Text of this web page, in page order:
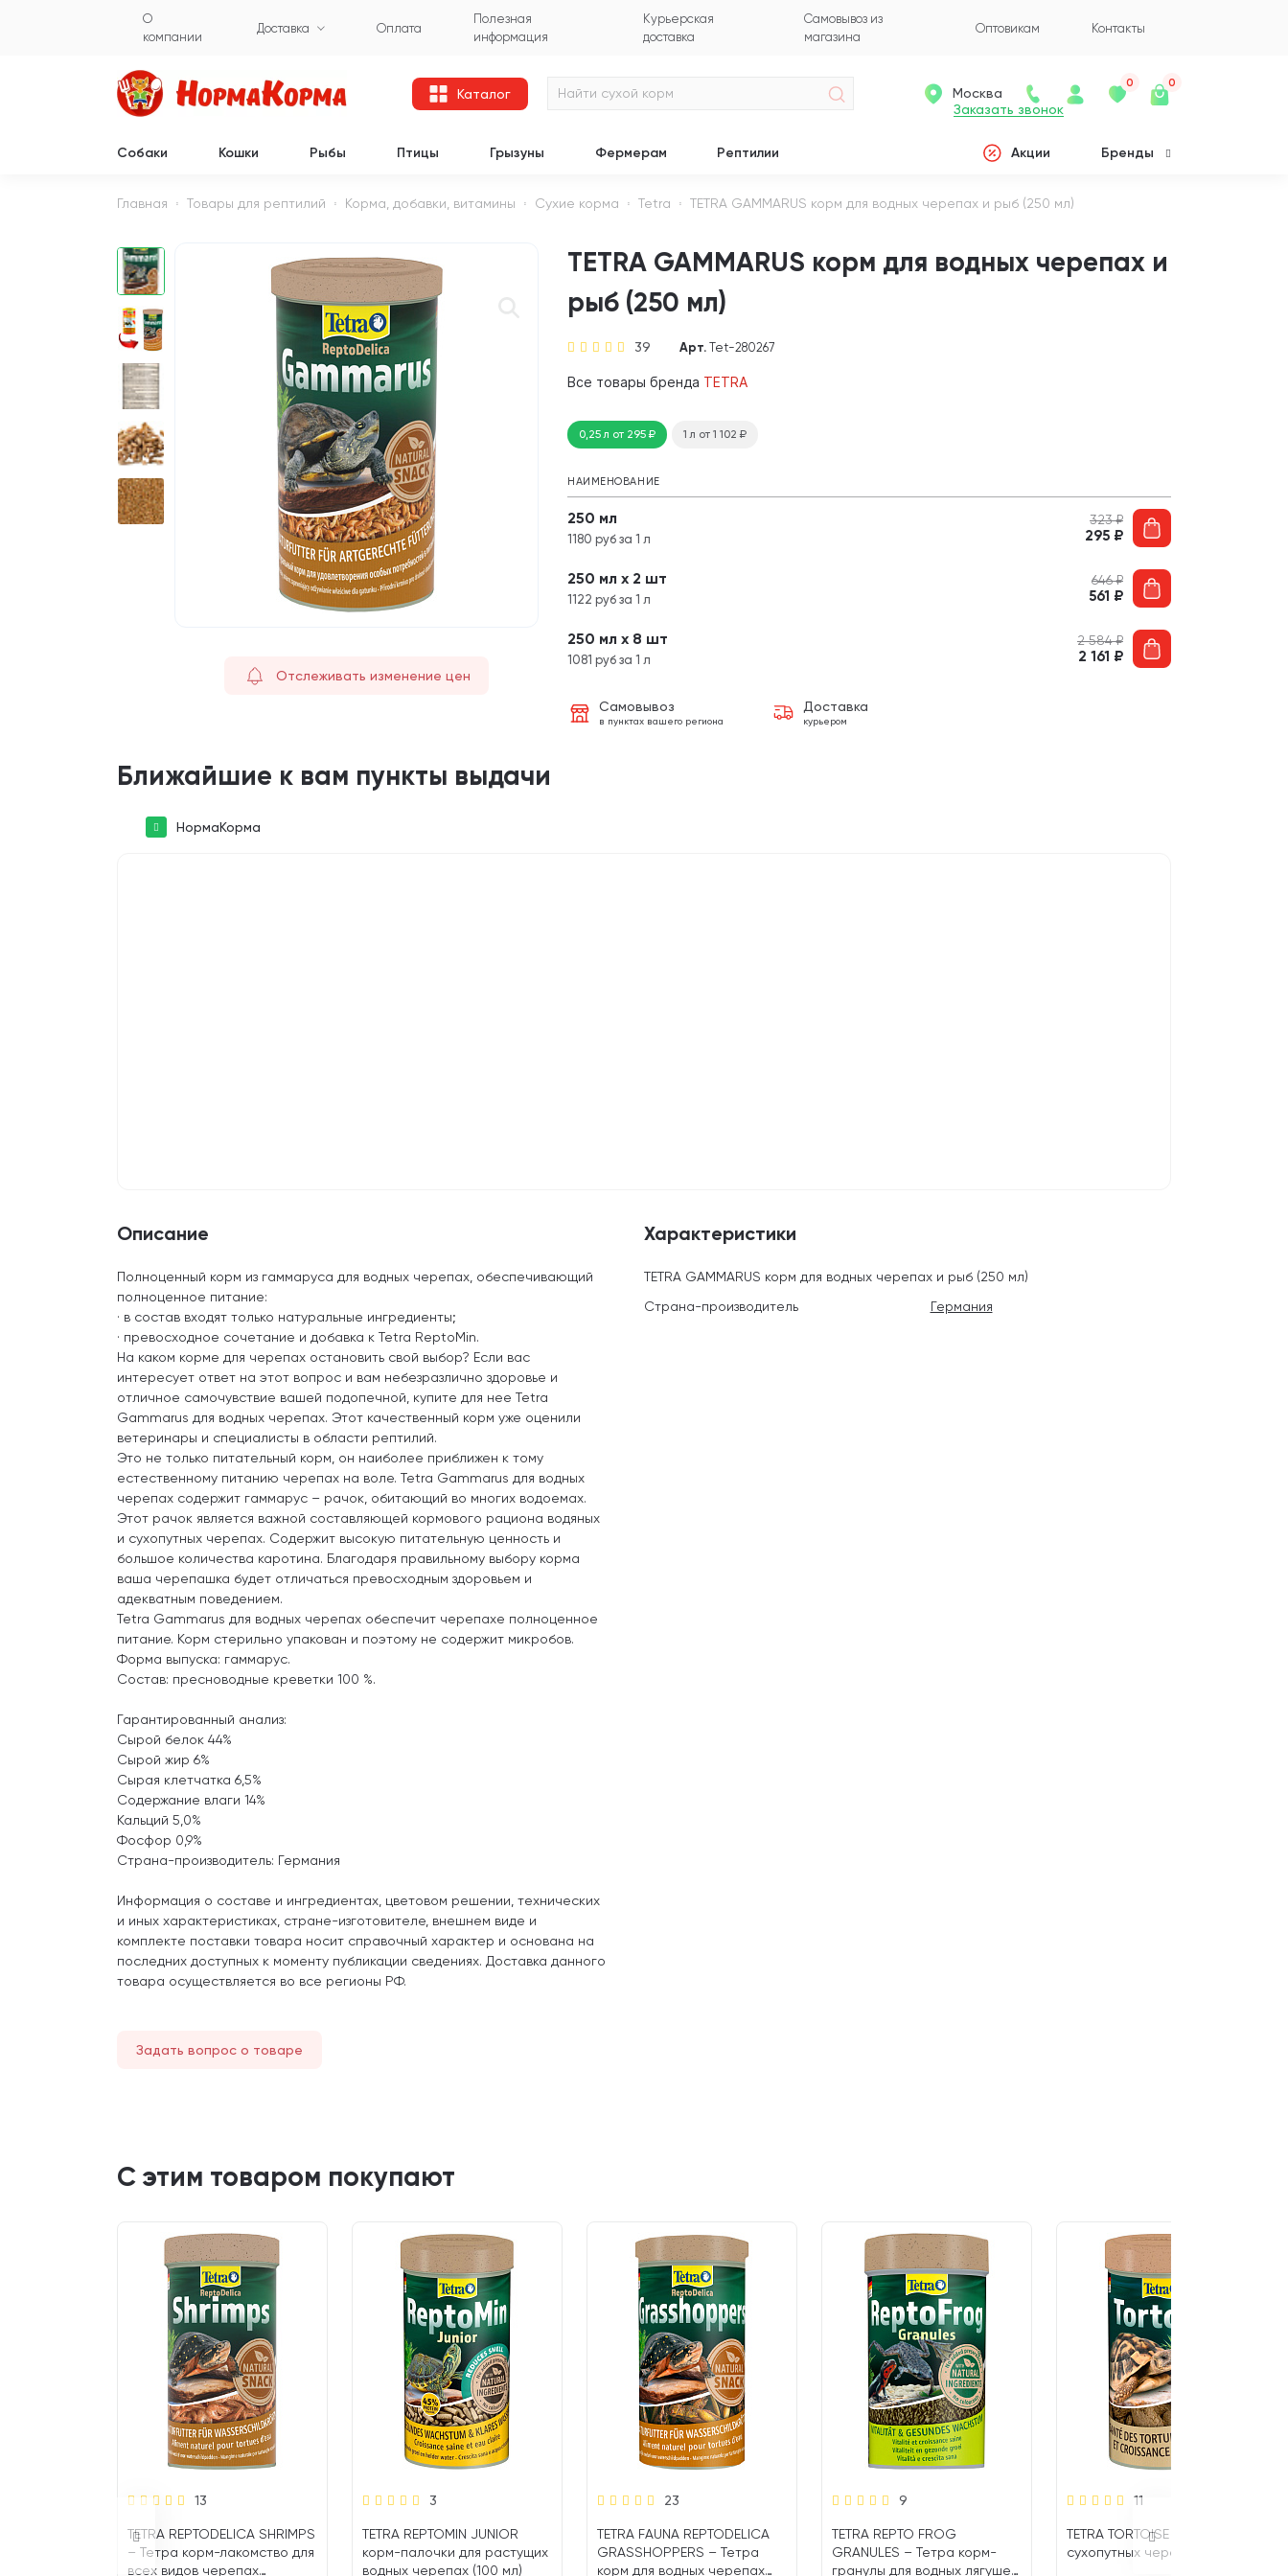
О
компании
Доставка Оплата
Полезная
информация
Курьерская
доставка
Самовывоз из
магазина
Оптовикам Контакты
Каталог
Заказать звонок
Москва
0 0
Собаки Кошки Рыбы Птицы Грызуны Фермерам Рептилии Акции Бренды
Главная Товары для рептилий Корма, добавки, витамины Сухие корма Tetra TETRA GAMMARUS корм для водных черепах и рыб (250 мл)
Отслеживать изменение цен
TETRA GAMMARUS корм для водных черепах и
рыб (250 мл)
39 Арт. Tet-280267
Все товары бренда TETRA
0,25 л от 295₽ 1 л от 1 102 ₽
НАИМЕНОВАНИЕ
250 мл
1180 руб за 1 л
323₽
295 ₽
250 мл х 2 шт
1122 руб за 1 л
646₽
561 ₽
250 мл х 8 шт
1081 руб за 1 л
2 584₽
2 161 ₽
Самовывоз
в пунктах вашего региона
Доставка
курьером
Ближайшие к вам пункты выдачи
НормаКорма
Описание
Полноценный корм из гаммаруса для водных черепах, обеспечивающий
полноценное питание:
· в состав входят только натуральные ингредиенты;
· превосходное сочетание и добавка к Tetra ReptoMin.
На каком корме для черепах остановить свой выбор? Если вас
интересует ответ на этот вопрос и вам небезразлично здоровье и
отличное самочувствие вашей подопечной, купите для нее Tetra
Gammarus для водных черепах. Этот качественный корм уже оценили
ветеринары и специалисты в области рептилий.
Это не только питательный корм, он наиболее приближен к тому
естественному питанию черепах на воле. Tetra Gammarus для водных
черепах содержит гаммарус – рачок, обитающий во многих водоемах.
Этот рачок является важной составляющей кормового рациона водяных
и сухопутных черепах. Содержит высокую питательную ценность и
большое количества каротина. Благодаря правильному выбору корма
ваша черепашка будет отличаться превосходным здоровьем и
адекватным поведением.
Tetra Gammarus для водных черепах обеспечит черепахе полноценное
питание. Корм стерильно упакован и поэтому не содержит микробов.
Форма выпуска: гаммарус.
Состав: пресноводные креветки 100 %.
Гарантированный анализ:
Сырой белок 44%
Сырой жир 6%
Сырая клетчатка 6,5%
Содержание влаги 14%
Кальций 5,0%
Фосфор 0,9%
Страна-производитель: Германия
Информация о составе и ингредиентах, цветовом решении, технических
и иных характеристиках, стране-изготовителе, внешнем виде и
комплекте поставки товара носит справочный характер и основана на
последних доступных к моменту публикации сведениях. Доставка данного
товара осуществляется во все регионы РФ.
Задать вопрос о товаре
Характеристики
TETRA GAMMARUS корм для водных черепах и рыб (250 мл)
Страна-производитель
Германия
С этим товаром покупают
13
TETRA REPTODELICA SHRIMPS
– Тетра корм-лакомство для
всех видов черепах
3
TETRA REPTOMIN JUNIOR
корм-палочки для растущих
водных черепах (100 мл)
23
TETRA FAUNA REPTODELICA
GRASSHOPPERS – Тетра
корм для водных черепах
9
TETRA REPTO FROG
GRANULES – Тетра корм-
гранулы для водных лягушек
11
TETRA TORTOISE корм для
сухопутных черепах (250 мл)